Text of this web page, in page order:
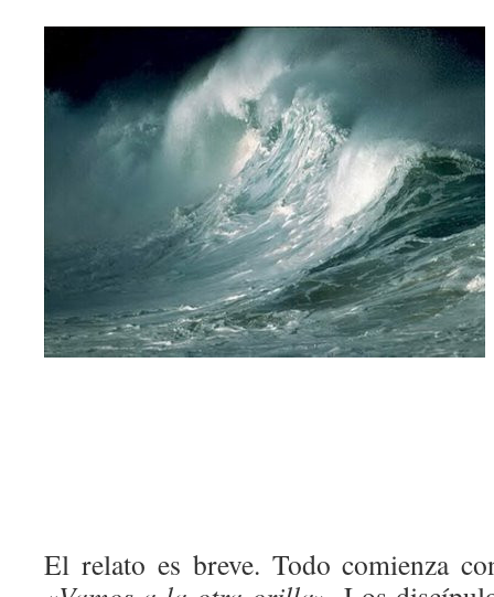
El relato es breve. Todo comienza